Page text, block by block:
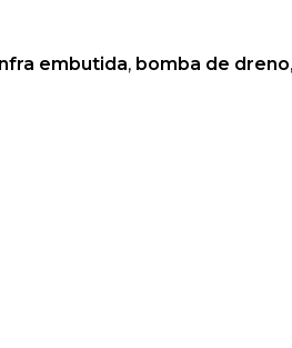
embutida, bomba de dreno,